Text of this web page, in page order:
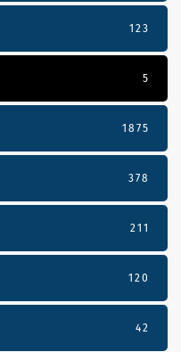
123
5
1875
378
211
120
42